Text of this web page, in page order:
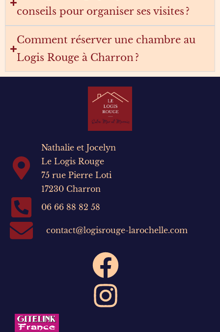
conseils pour organiser ses visites ?
Comment réserver une chambre au
Logis Rouge à Charron ?
Nathalie et Jocelyn
Le Logis Rouge
75 rue Pierre Loti
17230 Charron
06 66 88 82 58
contact@logisrouge-larochelle.com